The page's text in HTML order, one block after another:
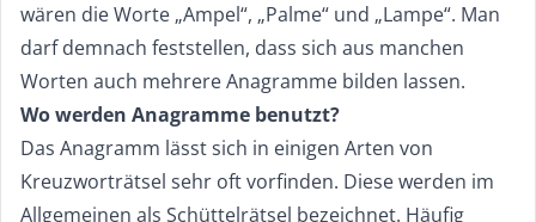
wären die Worte „Ampel“, „Palme“ und „Lampe“. Man
darf demnach feststellen, dass sich aus manchen
Worten auch mehrere Anagramme bilden lassen.
Wo werden Anagramme benutzt?
Das Anagramm lässt sich in einigen Arten von
Kreuzworträtsel sehr oft vorfinden. Diese werden im
Allgemeinen als Schüttelrätsel bezeichnet. Häufig